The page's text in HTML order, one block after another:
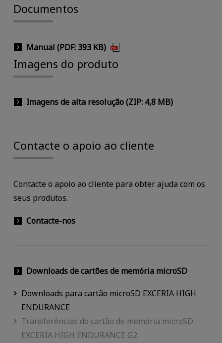
Documentos
Manual (PDF: 393 KB)
Imagens do produto
Imagens de alta resolução (ZIP: 4,8 MB)
Contacte o apoio ao cliente
Contacte o apoio ao cliente para obter ajuda com os
seus produtos.
Contacte-nos
Downloads de cartões de memória microSD
Downloads para cartão microSD EXCERIA HIGH
ENDURANCE
Transferências do cartão de memória microSD
EXCERIA HIGH ENDURANCE G2